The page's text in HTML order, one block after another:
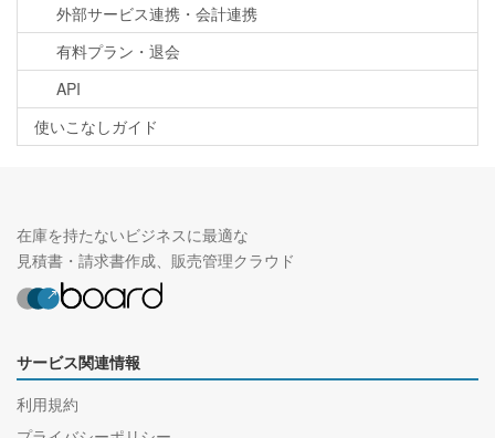
外部サービス連携・会計連携
有料プラン・退会
API
使いこなしガイド
在庫を持たないビジネスに最適な
見積書・請求書作成、販売管理クラウド
サービス関連情報
利用規約